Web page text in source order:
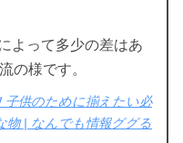
よって多少の差はあ
の様です。
子供のために揃えたい必
物 | なんでも情報ググる